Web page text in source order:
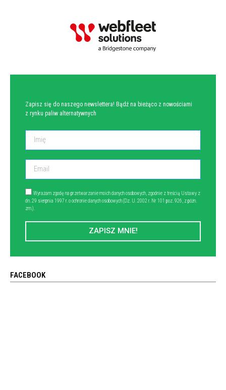
Zapisz się do naszego newslettera! Bądź na bieżąco z nowościami
z rynku paliw alternatywnych
Wyrażam zgodę na przetwarzanie moich danych osobowych, zgodnie z treścią Ustawy z
dn. 29 sierpnia 1997 r. o ochronie danych osobowych (Dz. U. 2002 r. Nr 101 poz. 926, z późn.
zm.).
ZAPISZ MNIE!
FACEBOOK